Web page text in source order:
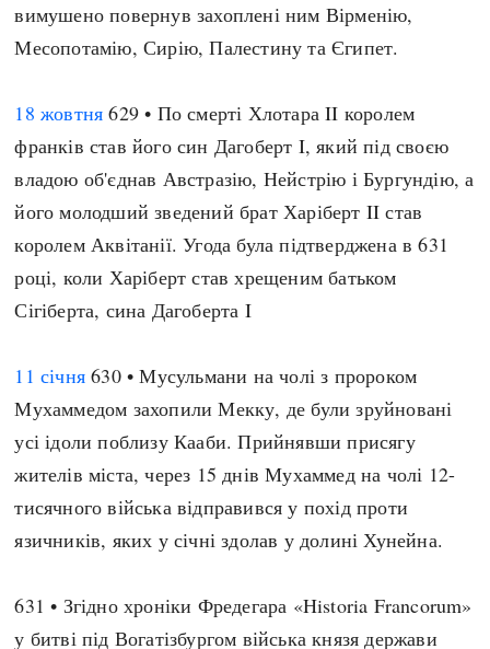
вимушено повернув захоплені ним Вірменію,
Месопотамію, Сирію, Палестину та Єгипет.
18 жовтня 629 • По смерті Хлотара II королем
франків став його син Дагоберт I, який під своєю
владою об'єднав Австразію, Нейстрію і Бургундію, а
його молодший зведений брат Харіберт II став
королем Аквітанії. Угода була підтверджена в 631
році, коли Харіберт став хрещеним батьком
Сігіберта, сина Дагоберта I
11 січня 630 • Мусульмани на чолі з пророком
Мухаммедом захопили Мекку, де були зруйновані
усі ідоли поблизу Кааби. Прийнявши присягу
жителів міста, через 15 днів Мухаммед на чолі 12-
тисячного війська відправився у похід проти
язичників, яких у січні здолав у долині Хунейна.
631 • Згідно хроніки Фредегара «Historia Francorum»
у битві під Вогатізбургом війська князя держави